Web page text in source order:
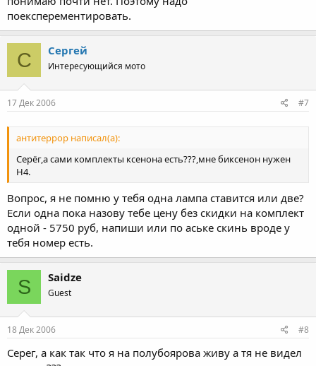
поексперементировать.
С Сергей
Интересующийся мото
17 Дек 2006 #7
антитеррор написал(а):
Серёг,а сами комплекты ксенона есть???,мне биксенон нужен
Н4.
Вопрос, я не помню у тебя одна лампа ставится или две?
Если одна пока назову тебе цену без скидки на комплект
одной - 5750 руб, напиши или по аське скинь вроде у
тебя номер есть.
S Saidze
Guest
18 Дек 2006 #8
Серег, а как так что я на полубоярова живу а тя не видел